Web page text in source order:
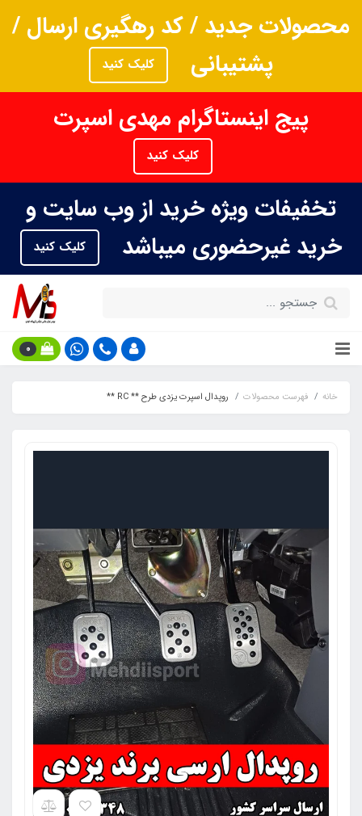
محصولات جدید / کد رهگیری ارسال /
پشتیبانی
کلیک کنید
پیج اینستاگرام مهدی اسپرت
کلیک کنید
تخفیفات ویژه خرید از وب سایت و
خرید غیرحضوری میباشد
کلیک کنید
0
خانه فهرست محصولات روپدال اسپرت یزدی طرح ** RC **